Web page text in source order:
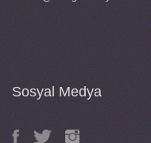
Sosyal Medya